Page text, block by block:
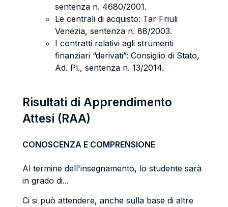
sentenza n. 4680/2001.
Le centrali di acquisto: Tar Friuli
Venezia, sentenza n. 88/2003.
I contratti relativi agli strumenti
finanziari “derivati”: Consiglio di Stato,
Ad. Pl., sentenza n. 13/2014.
Risultati di Apprendimento
Attesi (RAA)
CONOSCENZA E COMPRENSIONE
Al termine dell'insegnamento, lo studente sarà
in grado di...
Ci si può attendere, anche sulla base di altre